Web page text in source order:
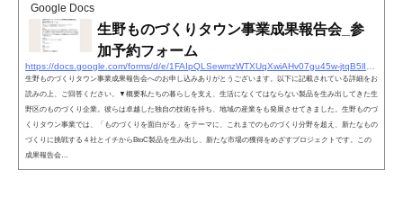
Google Docs
生野ものづくりタウン事業成果報告会_参
加予約フォーム
https://docs.google.com/forms/d/e/1FAIpQLSewmzWTXUqXwiAHv07gu45w-jtqB5lIKJBTMWeB0aZK31bV4g/viewform
生野ものづくりタウン事業成果報告会へのお申し込みありがとうございます。以下に記載されている詳細をお
読みの上、ご回答ください。▼概要私たちの暮らしを支え、生活になくてはならない製品を生み出してきた生
野区のものづくり企業。彼らは卓越した独自の技術を持ち、地域の産業をも発展させてきました。生野ものづ
くりタウン事業では、「ものづくりを面白がる」をテーマに、これまでのものづくり分野を超え、新たなもの
づくりに挑戦する４社とイチからBtoC製品を生み出し、新たな市場の獲得をめざすプロジェクトです。この
成果報告会…